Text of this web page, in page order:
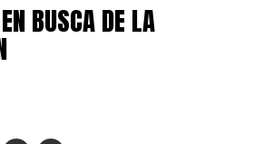
BUSCA DE LA